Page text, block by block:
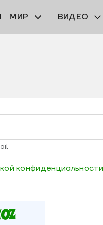
МИР ВИДЕО
конфиденциальности